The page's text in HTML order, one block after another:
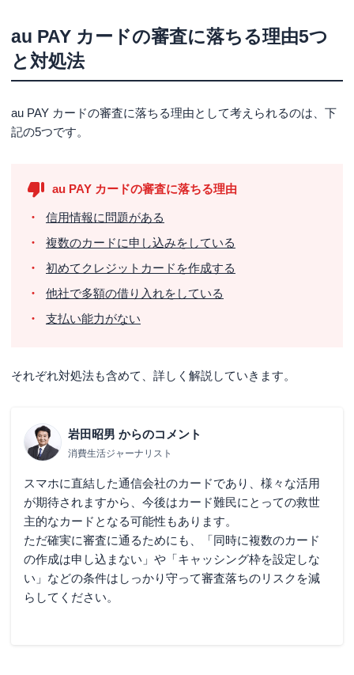
au PAY カードの審査に落ちる理由5つ
と対処法
au PAY カードの審査に落ちる理由として考えられるのは、下
記の5つです。
au PAY カードの審査に落ちる理由
信用情報に問題がある
複数のカードに申し込みをしている
初めてクレジットカードを作成する
他社で多額の借り入れをしている
支払い能力がない
それぞれ対処法も含めて、詳しく解説していきます。
岩田昭男 からのコメント
消費生活ジャーナリスト
スマホに直結した通信会社のカードであり、様々な活用
が期待されますから、今後はカード難民にとっての救世
主的なカードとなる可能性もあります。
ただ確実に審査に通るためにも、「同時に複数のカード
の作成は申し込まない」や「キャッシング枠を設定しな
い」などの条件はしっかり守って審査落ちのリスクを減
らしてください。